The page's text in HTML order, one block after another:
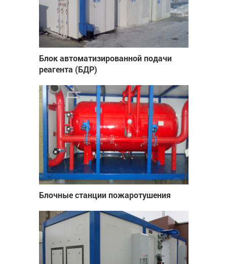
Блок автоматизированной подачи
реагента (БДР)
Блочные станции пожаротушения